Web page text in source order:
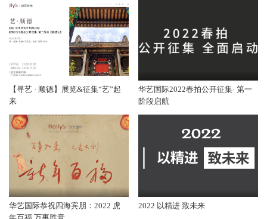
【寻艺 · 顺德】展览&征集“艺”起
来
华艺国际2022春拍公开征集· 第一
阶段启航
华艺国际恭祝四海宾朋：2022 虎
2022 以精进 致未来